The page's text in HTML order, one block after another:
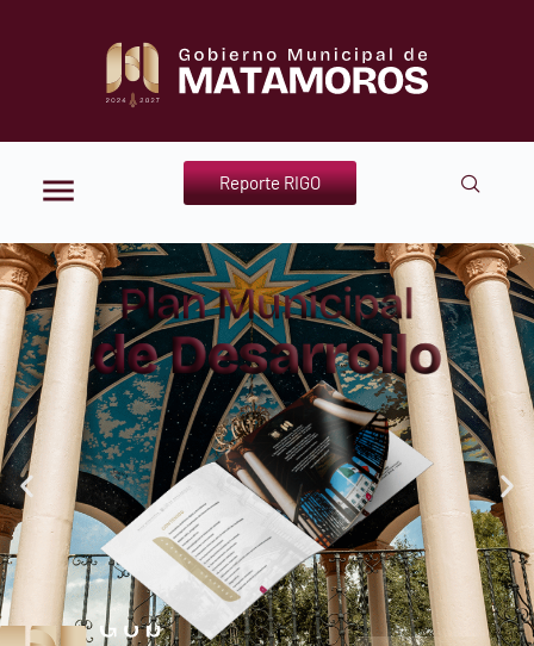
Reporte RIGO